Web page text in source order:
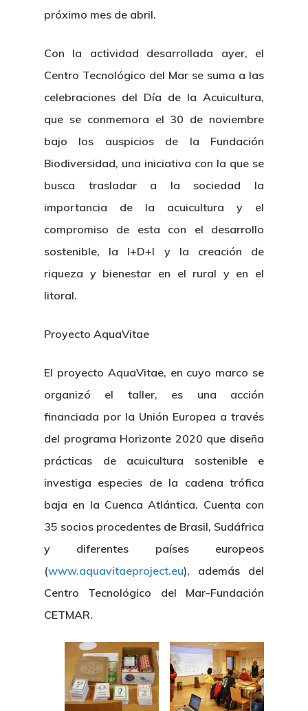
próximo mes de abril.
Con la actividad desarrollada ayer, el
Centro Tecnológico del Mar se suma a las
celebraciones del Día de la Acuicultura,
que se conmemora el 30 de noviembre
bajo los auspicios de la Fundación
Biodiversidad, una iniciativa con la que se
busca trasladar a la sociedad la
importancia de la acuicultura y el
compromiso de esta con el desarrollo
sostenible, la I+D+I y la creación de
riqueza y bienestar en el rural y en el
litoral.
Proyecto AquaVitae
El proyecto AquaVitae, en cuyo marco se
organizó el taller, es una acción
financiada por la Unión Europea a través
del programa Horizonte 2020 que diseña
prácticas de acuicultura sostenible e
investiga especies de la cadena trófica
baja en la Cuenca Atlántica. Cuenta con
35 socios procedentes de Brasil, Sudáfrica
y diferentes países europeos
(www.aquavitaeproject.eu), además del
Centro Tecnológico del Mar-Fundación
CETMAR.